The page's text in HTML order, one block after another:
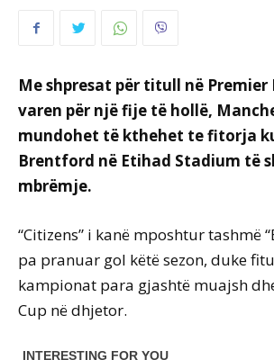
Me shpresat për titull në Premier
varen për një fije të hollë,
mundohet të kthehet te fitorja
Brentford në Etihad Stadium të
mbrëmje.
“Citizens” i kanë mposhtur tashmë
pa pranuar gol këtë sezon, duke
kampionat para gjashtë muajsh
Cup në dhjetor.